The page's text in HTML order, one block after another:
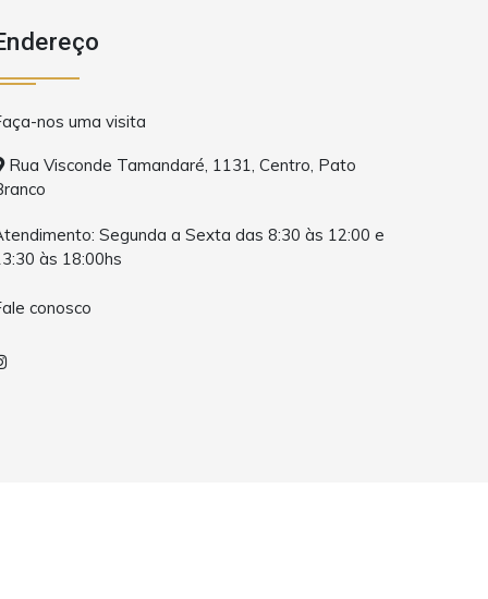
nos uma visita
Rua Visconde Tamandaré, 1131, Centro, Pato
Segunda a Sexta das 8:30 às 12:00 e
às 18:00hs
conosco